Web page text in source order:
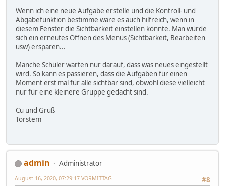
Wenn ich eine neue Aufgabe erstelle und die Kontroll- und
Abgabefunktion bestimme wäre es auch hilfreich, wenn in
diesem Fenster die Sichtbarkeit einstellen könnte. Man würde
sich ein erneutes Öffnen des Menüs (Sichtbarkeit, Bearbeiten
usw) ersparen...
Manche Schüler warten nur darauf, dass was neues eingestellt
wird. So kann es passieren, dass die Aufgaben für einen
Moment erst mal für alle sichtbar sind, obwohl diese vielleicht
nur für eine kleinere Gruppe gedacht sind.
Cu und Gruß
Torstem
admin
Administrator
#8
August 16, 2020, 07:29:17 VORMITTAG